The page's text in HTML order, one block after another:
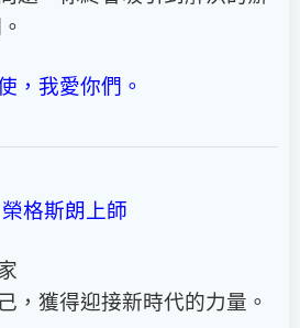
，我愛你們。
格斯朗上師
，獲得迎接新時代的力量。